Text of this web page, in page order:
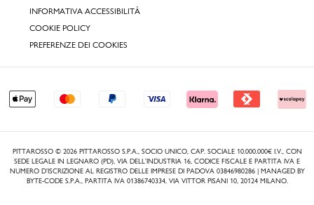
INFORMATIVA ACCESSIBILITÀ
COOKIE POLICY
PREFERENZE DEI COOKIES
PITTAROSSO © 2026 PITTAROSSO S.P.A., SOCIO UNICO, CAP. SOCIALE 10.000.000€ I.V., CON
SEDE LEGALE IN LEGNARO (PD), VIA DELL’INDUSTRIA 16, CODICE FISCALE E PARTITA IVA E
NUMERO D’ISCRIZIONE AL REGISTRO DELLE IMPRESE DI PADOVA 03846980286 | MANAGED BY
BYTE-CODE S.P.A., PARTITA IVA 01386740334, VIA VITTOR PISANI 10, 20124 MILANO.